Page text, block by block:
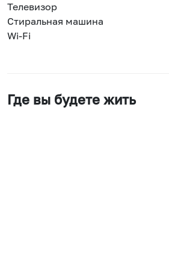
Телевизор
Стиральная машина
Wi-Fi
Где вы будете жить